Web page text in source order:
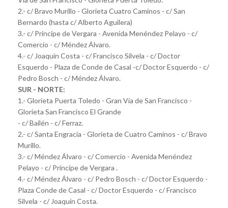
2.- c/ Bravo Murillo - Glorieta Cuatro Caminos - c/ San
Bernardo (hasta c/ Alberto Aguilera)
3.- c/ Príncipe de Vergara - Avenida Menéndez Pelayo - c/
Comercio - c/ Méndez Álvaro.
4.- c/ Joaquín Costa - c/ Francisco Silvela - c/ Doctor
Esquerdo - Plaza de Conde de Casal -c/ Doctor Esquerdo - c/
Pedro Bosch - c/ Méndez Álvaro.
SUR - NORTE:
1.- Glorieta Puerta Toledo - Gran Vía de San Francisco -
Glorieta San Francisco El Grande
- c/ Bailén - c/ Ferraz.
2.- c/ Santa Engracia - Glorieta de Cuatro Caminos - c/ Bravo
Murillo.
3.- c/ Méndez Álvaro - c/ Comercio - Avenida Menéndez
Pelayo - c/ Príncipe de Vergara .
4.- c/ Méndez Álvaro - c/ Pedro Bosch - c/ Doctor Esquerdo -
Plaza Conde de Casal - c/ Doctor Esquerdo - c/ Francisco
Silvela - c/ Joaquín Costa.